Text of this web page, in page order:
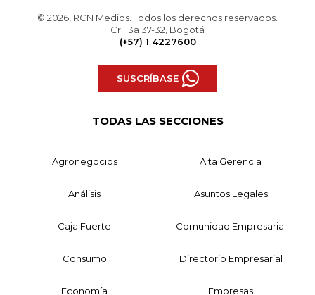
© 2026, RCN Medios. Todos los derechos reservados.
Cr. 13a 37-32, Bogotá
(+57) 1 4227600
SUSCRÍBASE
TODAS LAS SECCIONES
Agronegocios Alta Gerencia
Análisis Asuntos Legales
Caja Fuerte Comunidad Empresarial
Consumo Directorio Empresarial
Economía Empresas